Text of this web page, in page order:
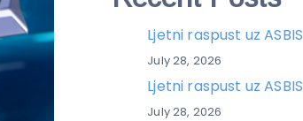
Ljetni raspust uz ASBIS
July 28, 2026
Ljetni raspust uz ASBIS
July 28, 2026